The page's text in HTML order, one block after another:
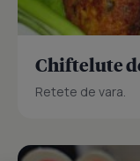
Chiftelute
Retete de vara.